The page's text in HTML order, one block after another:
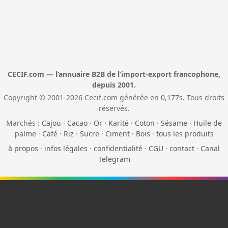
CECIF.com — l’annuaire B2B de l’import-export francophone,
depuis 2001.
Copyright © 2001-2026 Cecif.com générée en 0,177s. Tous droits
réservés.
Marchés : Cajou · Cacao · Or · Karité · Coton · Sésame · Huile de
palme· Café· Riz · Sucre· Ciment· Bois · tous les produits
à propos · infos légales · confidentialité · CGU · contact · Canal
Telegram